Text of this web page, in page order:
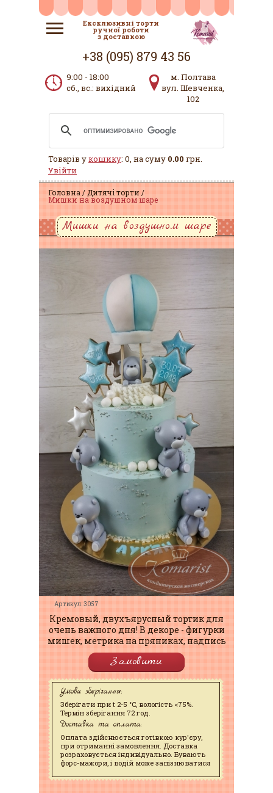
Ексклюзивні торти
ручної роботи
з доставкою
+38 (095) 879 43 56
9:00 - 18:00
сб., вс.: вихідний
м. Полтава
вул. Шевченка,
102
Товарів укошику: 0, на суму 0.00 грн.
Увійти
Головна Дитячі торти
Мишки на воздушном шаре
Мишки на воздушном шаре
Артикул: 3057
Кремовый, двухъярусный тортик для
очень важного дня! В декоре - фигурки
мишек, метрика на пряниках, надпись
Замовити
Умови зберігання:
Зберігати при t 2-5 °C, вологість <75%.
Термін зберігання 72 год.
Доставка та оплата:
Оплата здійснюється готівкою кур'єру,
при отриманні замовлення. Доставка
розраховується індивідуально. Бувають
форс-мажори, і водій може запізнюватися